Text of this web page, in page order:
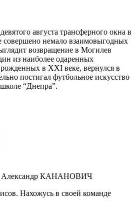
августа трансферного окна в
совершено немало взаимовыгодных
возвращение в Могилев
из наиболее одаренных
в XXI веке, вернулся в
постигал футбольное искусство
“Днепра”.
Александр КАНАНОВИЧ
Нахожусь в своей команде